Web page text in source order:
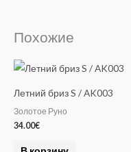
Похожие
Летний бриз S / AK003
Золотое Руно
34.00€